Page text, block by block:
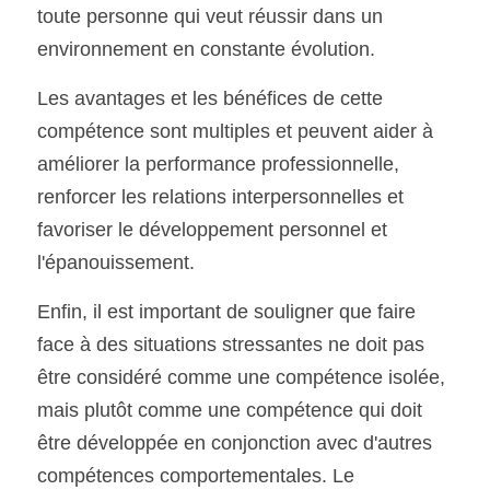
toute personne qui veut réussir dans un
environnement en constante évolution.
Les avantages et les bénéfices de cette
compétence sont multiples et peuvent aider à
améliorer la performance professionnelle,
renforcer les relations interpersonnelles et
favoriser le développement personnel et
l'épanouissement.
Enfin, il est important de souligner que faire
face à des situations stressantes ne doit pas
être considéré comme une compétence isolée,
mais plutôt comme une compétence qui doit
être développée en conjonction avec d'autres
compétences comportementales. Le